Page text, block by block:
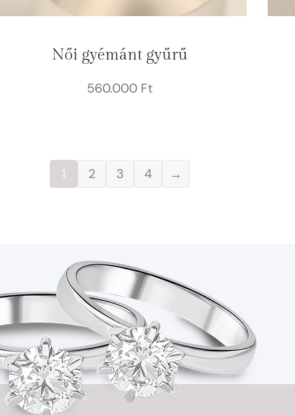
Női gyémánt gyűrű
560.000 Ft
1 2 3 4 →